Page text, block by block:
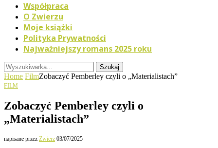
Współpraca
O Zwierzu
Moje książki
Polityka Prywatności
Najważniejszy romans 2025 roku
Szukaj
Home FilmZobaczyć Pemberley czyli o „Materialistach”
FILM
Zobaczyć Pemberley czyli o
„Materialistach”
napisane przez Zwierz 03/07/2025